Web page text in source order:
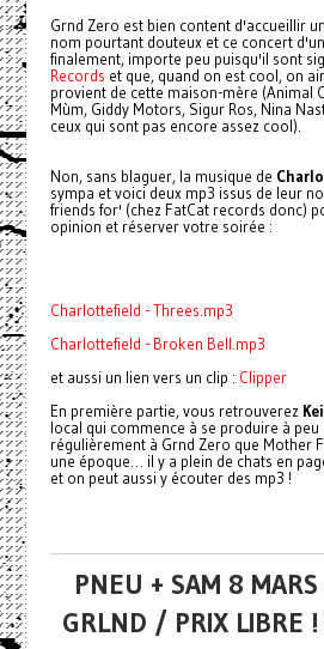
Grnd Zero est bien content d'accueillir
nom pourtant douteux et ce concert
finalement, importe peu puisqu'il sont
Records et que, quand on est cool, on
provient de cette maison-mère (Animal
Mùm, Giddy Motors, Sigur Ros, Nina
ceux qui sont pas encore assez cool).
Non, sans blaguer, la musique de
sympa et voici deux mp3 issus de leur
friends for' (chez FatCat records donc)
opinion et réserver votre soirée :
Charlottefield - Threes.mp3
Charlottefield - Broken Bell.mp3
et aussi un lien vers un clip : Clipper
En première partie, vous retrouverez
local qui commence à se produire à peu
régulièrement à Grnd Zero que Mother
une époque… il y a plein de chats en
et on peut aussi y écouter des mp3 !
PNEU + SAM 8
GRLND / PRIX LIBRE !